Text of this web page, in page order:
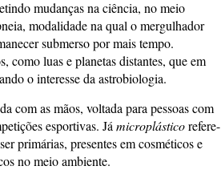
mudanças na ciência, no meio
modalidade na qual o mergulhador
submerso por mais tempo.
como luas e planetas distantes, que em
o interesse da astrobiologia.
com as mãos, voltada para pessoas com
esportivas. Já microplásticorefere-
primárias, presentes em cosméticos e
no meio ambiente.